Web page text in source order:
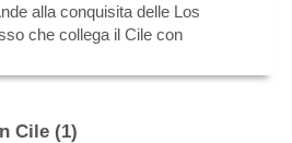
alla conquisita delle Los
che collega il Cile con
Cile (1)